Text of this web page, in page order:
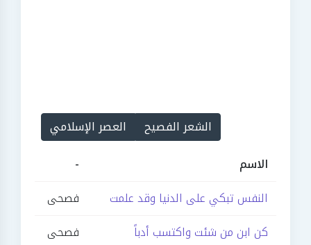
الشعر الفصيح
العصر الإسلامي
الاسم
-
النفس تبكي على الدنيا وقد علمت
فصحى
كن ابن من شئت واكتسب أدباً
فصحى